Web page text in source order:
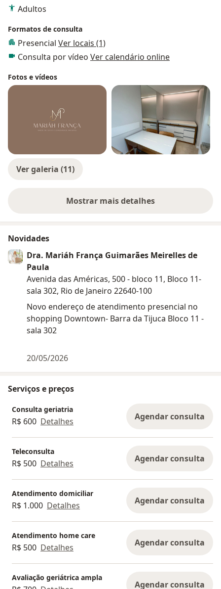
Adultos
Formatos de consulta
Presencial Ver locais (1)
Consulta por vídeo Ver calendário online
Fotos e vídeos
Ver galeria (11)
Mostrar mais detalhes
sobre a experiência
Novidades
Dra. Mariáh França Guimarães Meirelles de
Paula
Avenida das Américas, 500 - bloco 11, Bloco 11-
sala 302, Rio de Janeiro 22640-100
Novo endereço de atendimento presencial no
shopping Downtown- Barra da Tijuca Bloco 11 -
sala 302
20/05/2026
Serviços e preços
Consulta geriatria
R$ 600 Detalhes Agendar consulta
Teleconsulta
R$ 500 Detalhes Agendar consulta
Atendimento domiciliar
R$ 1.000 Detalhes Agendar consulta
Atendimento home care
R$ 500 Detalhes Agendar consulta
Avaliação geriátrica ampla
Agendar consulta